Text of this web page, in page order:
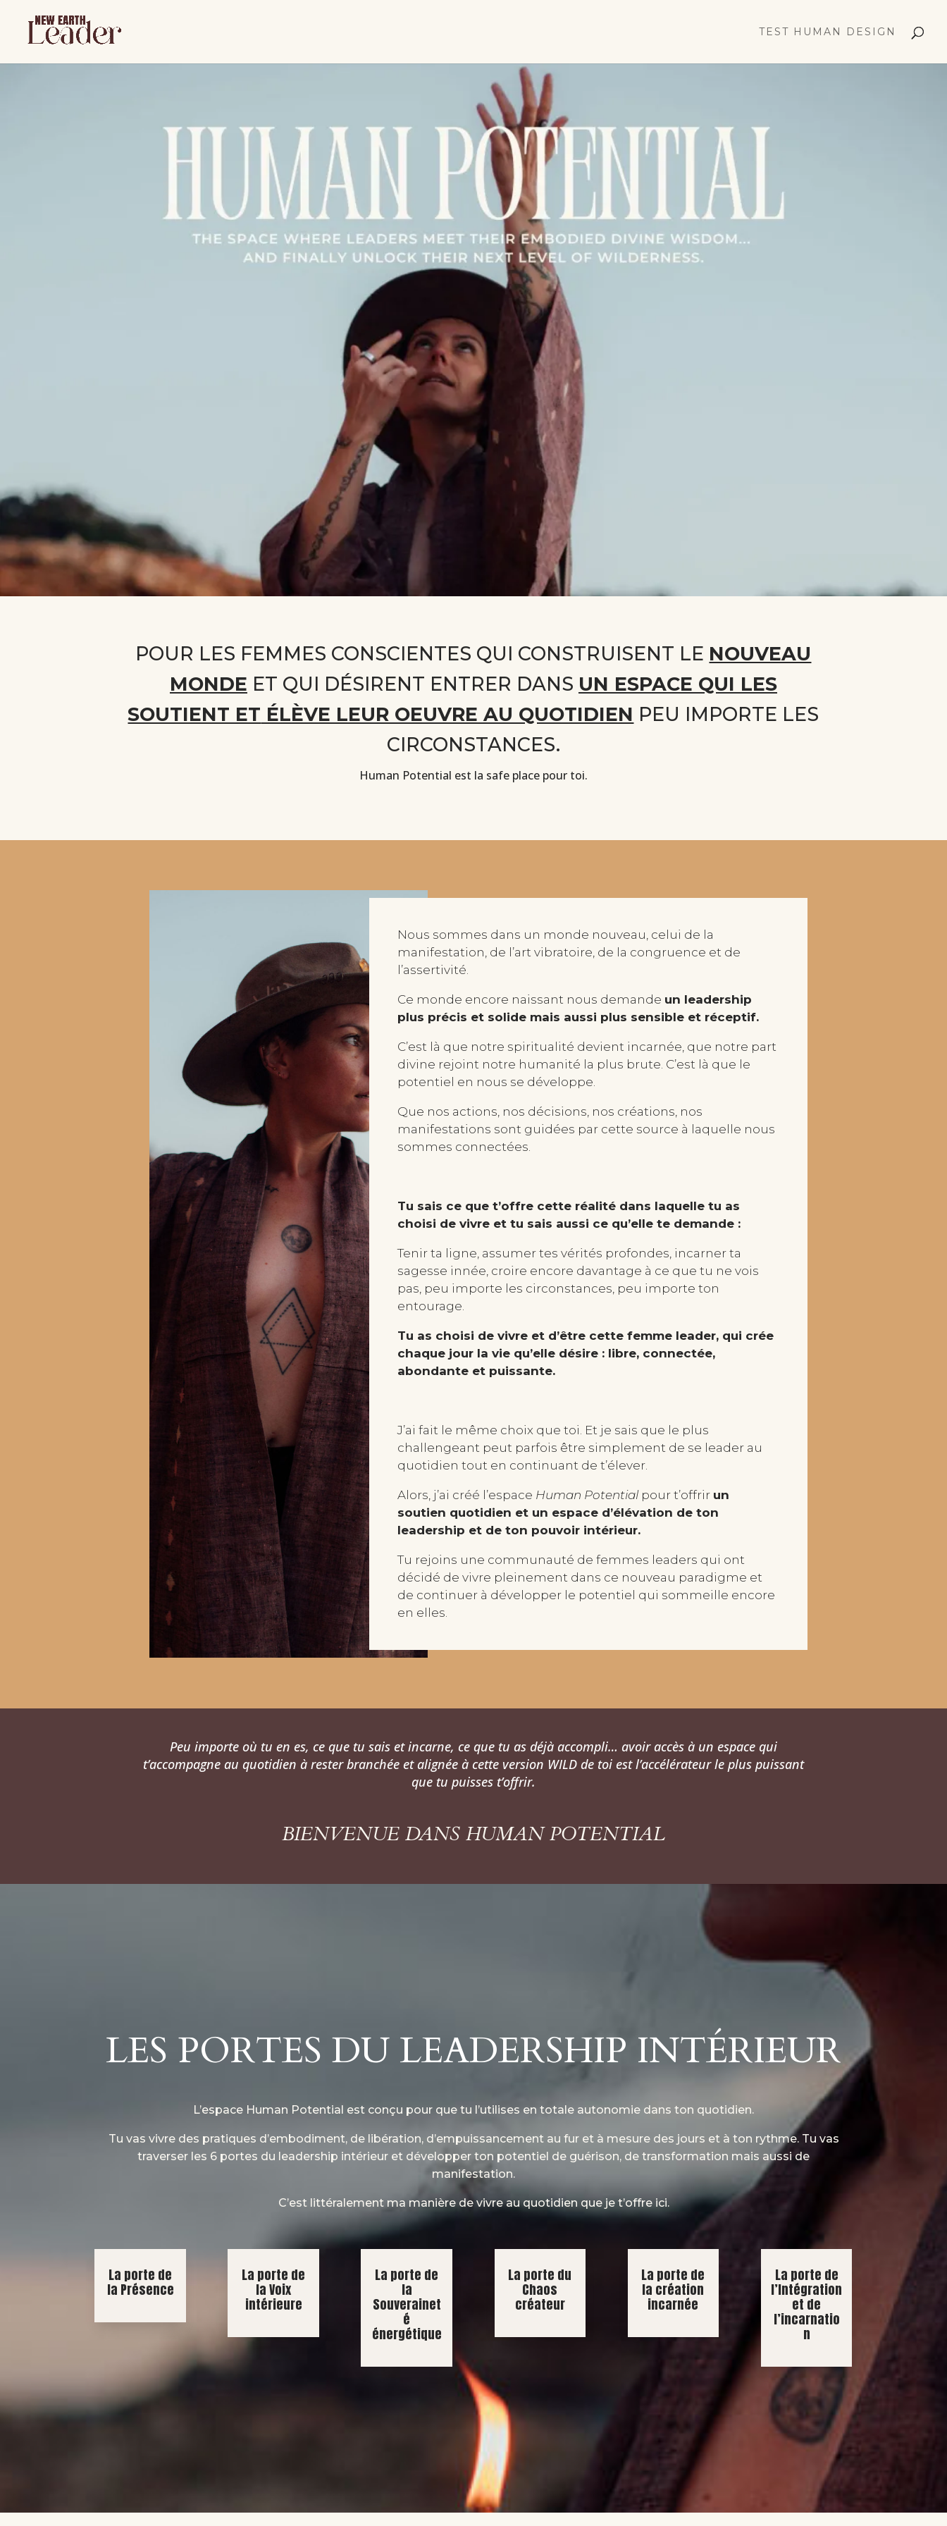
TEST HUMAN DESIGN
POUR LES FEMMES CONSCIENTES QUI CONSTRUISENT LE NOUVEAU
MONDE ET QUI DÉSIRENT ENTRER DANS UN ESPACE QUI LES
SOUTIENT ET ÉLÈVE LEUR OEUVRE AU QUOTIDIEN PEU IMPORTE LES
CIRCONSTANCES.
Human Potential est la safe place pour toi.
Nous sommes dans un monde nouveau, celui de la
manifestation, de l’art vibratoire, de la congruence et de
l’assertivité.
Ce monde encore naissant nous demande un leadership
plus précis et solide mais aussi plus sensible et réceptif.
C’est là que notre spiritualité devient incarnée, que notre part
divine rejoint notre humanité la plus brute. C’est là que le
potentiel en nous se développe.
Que nos actions, nos décisions, nos créations, nos
manifestations sont guidées par cette source à laquelle nous
sommes connectées.
Tu sais ce que t’offre cette réalité dans laquelle tu as
choisi de vivre et tu sais aussi ce qu’elle te demande :
Tenir ta ligne, assumer tes vérités profondes, incarner ta
sagesse innée, croire encore davantage à ce que tu ne vois
pas, peu importe les circonstances, peu importe ton
entourage.
Tu as choisi de vivre et d’être cette femme leader, qui crée
chaque jour la vie qu’elle désire : libre, connectée,
abondante et puissante.
J’ai fait le même choix que toi. Et je sais que le plus
challengeant peut parfois être simplement de se leader au
quotidien tout en continuant de t’élever.
Alors, j’ai créé l’espace Human Potentialpour t’offrir un
soutien quotidien et un espace d’élévation de ton
leadership et de ton pouvoir intérieur.
Tu rejoins une communauté de femmes leaders qui ont
décidé de vivre pleinement dans ce nouveau paradigme et
de continuer à développer le potentiel qui sommeille encore
en elles.
Peu importe où tu en es, ce que tu sais et incarne, ce que tu as déjà accompli… avoir accès à un espace qui
t’accompagne au quotidien à rester branchée et alignée à cette version WILD de toi est l’accélérateur le plus puissant
que tu puisses t’offrir.
BIENVENUE DANS HUMAN POTENTIAL
LES PORTES DU LEADERSHIP INTÉRIEUR
L’espace Human Potential est conçu pour que tu l’utilises en totale autonomie dans ton quotidien.
Tu vas vivre des pratiques d’embodiment, de libération, d’empuissancement au fur et à mesure des jours et à ton rythme. Tu vas
traverser les 6 portes du leadership intérieur et développer ton potentiel de guérison, de transformation mais aussi de
manifestation.
C’est littéralement ma manière de vivre au quotidien que je t’offre ici.
La porte de
la Présence
La porte de
la Voix
intérieure
La porte de
la
Souverainet
é
énergétique
La porte du
Chaos
créateur
La porte de
la création
incarnée
La porte de
l’Intégration
et de
l’incarnatio
n